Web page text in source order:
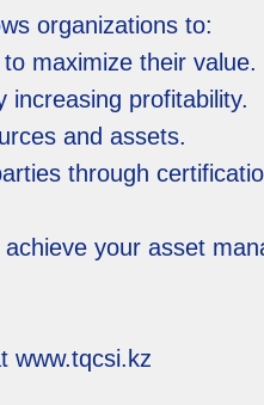
organizations to:
maximize their value.
increasing profitability.
and assets.
through
your asset
www.tqcsi.kz